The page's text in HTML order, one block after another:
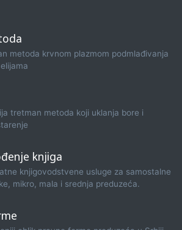
metoda krvnom plazmom podmlađivanja
tretman metoda koji uklanja bore i
knjiga
knjigovodstvene usluge za samostalne
mikro, mala i srednja preduzeća.